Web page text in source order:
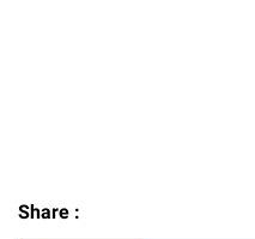
Share :